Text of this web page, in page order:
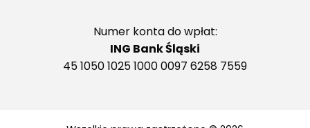
Numer konta do wpłat:
ING Bank Śląski
45 1050 1025 1000 0097 6258 7559